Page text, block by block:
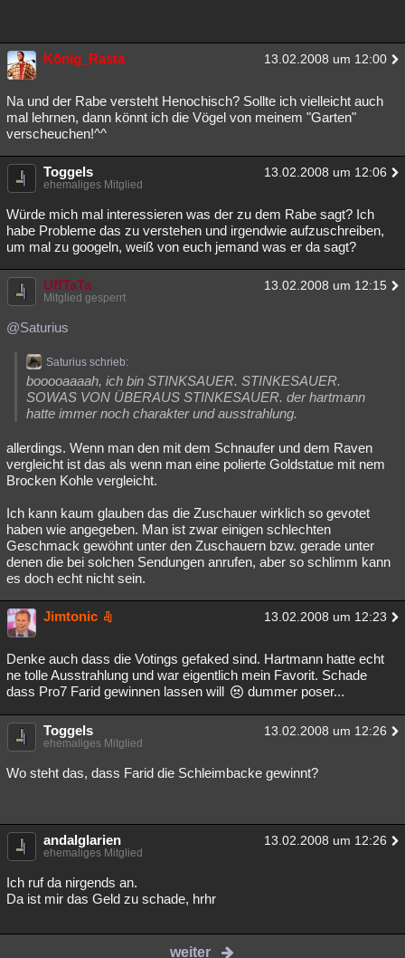
König_Rasta 13.02.2008 um 12:00
Na und der Rabe versteht Henochisch? Sollte ich vielleicht auch
mal lehrnen, dann könnt ich die Vögel von meinem "Garten"
verscheuchen!^^
Toggels 13.02.2008 um 12:06
ehemaliges Mitglied
Würde mich mal interessieren was der zu dem Rabe sagt? Ich
habe Probleme das zu verstehen und irgendwie aufzuschreiben,
um mal zu googeln, weiß von euch jemand was er da sagt?
UffTaTa 13.02.2008 um 12:15
Mitglied gesperrt
@Saturius
Saturius schrieb:
booooaaaah, ich bin STINKSAUER. STINKESAUER.
SOWAS VON ÜBERAUS STINKESAUER. der hartmann
hatte immer noch charakter und ausstrahlung.
allerdings. Wenn man den mit dem Schnaufer und dem Raven
vergleicht ist das als wenn man eine polierte Goldstatue mit nem
Brocken Kohle vergleicht.
Ich kann kaum glauben das die Zuschauer wirklich so gevotet
haben wie angegeben. Man ist zwar einigen schlechten
Geschmack gewöhnt unter den Zuschauern bzw. gerade unter
denen die bei solchen Sendungen anrufen, aber so schlimm kann
es doch echt nicht sein.
Jimtonic 13.02.2008 um 12:23
Denke auch dass die Votings gefaked sind. Hartmann hatte echt
ne tolle Ausstrahlung und war eigentlich mein Favorit. Schade
dass Pro7 Farid gewinnen lassen will
dummer poser...
Toggels 13.02.2008 um 12:26
ehemaliges Mitglied
Wo steht das, dass Farid die Schleimbacke gewinnt?
andalglarien 13.02.2008 um 12:26
ehemaliges Mitglied
Ich ruf da nirgends an.
Da ist mir das Geld zu schade, hrhr
weiter